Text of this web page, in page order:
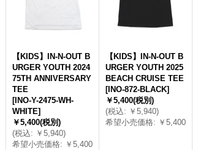
【KIDS】IN-N-OUT B
URGER YOUTH 2024
75TH ANNIVERSARY
TEE
[INO-Y-2475-WH-
WHITE]
￥5,400(税別)
(税込: ￥5,940)
希望小売価格: ￥5,400
【KIDS】IN-N-OUT B
URGER YOUTH 2025
BEACH CRUISE TEE
[INO-872-BLACK]
￥5,400(税別)
(税込: ￥5,940)
希望小売価格: ￥5,400